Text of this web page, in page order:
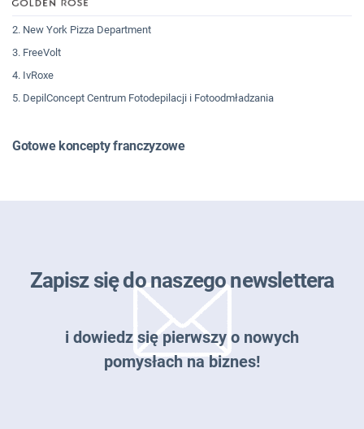
2. New York Pizza Department
3. FreeVolt
4. IvRoxe
5. DepilConcept Centrum Fotodepilacji i Fotoodmładzania
Gotowe koncepty franczyzowe
Zapisz się do naszego newslettera
i dowiedz się pierwszy o nowych
pomysłach na biznes!